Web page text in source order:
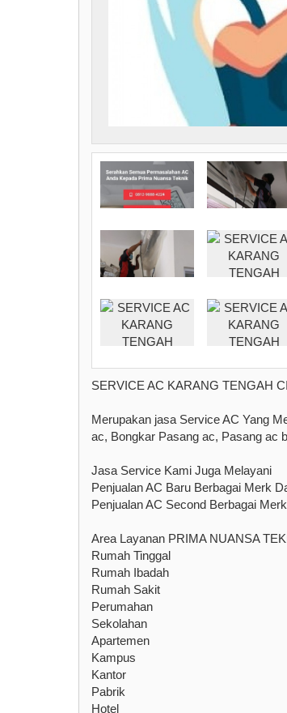
SERVICE AC KARANG TENGAH
Merupakan jasa Service AC Yang
ac, Bongkar Pasang ac, Pasang ac
Jasa Service Kami Juga Melayani
Penjualan AC Baru Berbagai Merk
Penjualan AC Second Berbagai
Area Layanan PRIMA NUANSA
Rumah Tinggal
Rumah Ibadah
Rumah Sakit
Perumahan
Sekolahan
Apartemen
Kampus
Kantor
Pabrik
Hotel